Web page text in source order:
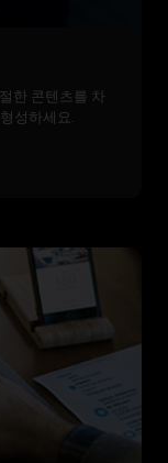
한 콘텐츠를 차
성하세요.